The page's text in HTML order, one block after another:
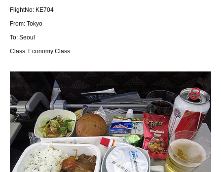
FlightNo: KE704
From: Tokyo
To: Seoul
Class: Economy Class